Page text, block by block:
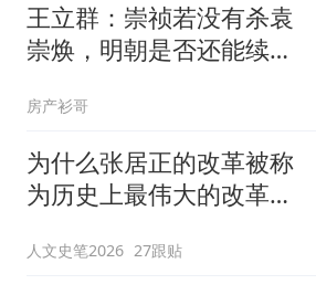
王立群：崇祯若没有杀袁
崇焕，明朝是否还能续命
房产衫哥
为什么张居正的改革被称
为历史上最伟大的改革之
识
人文史笔2026 27跟贴